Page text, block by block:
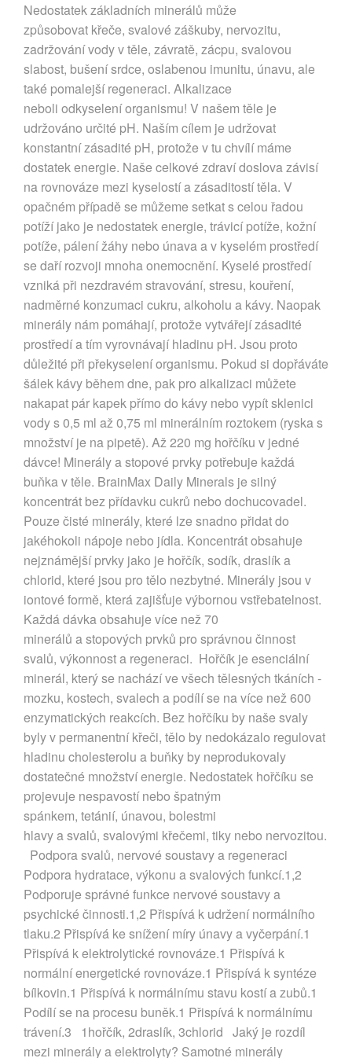
Nedostatek základních minerálů může
způsobovat křeče, svalové záškuby, nervozitu,
zadržování vody v těle, závratě, zácpu, svalovou
slabost, bušení srdce, oslabenou imunitu, únavu, ale
také pomalejší regeneraci. Alkalizace
neboli odkyselení organismu! V našem těle je
udržováno určité pH. Naším cílem je udržovat
konstantní zásadité pH, protože v tu chvílí máme
dostatek energie. Naše celkové zdraví doslova závisí
na rovnováze mezi kyselostí a zásaditostí těla. V
opačném případě se můžeme setkat s celou řadou
potíží jako je nedostatek energie, trávicí potíže, kožní
potíže, pálení žáhy nebo únava a v kyselém prostředí
se daří rozvoji mnoha onemocnění. Kyselé prostředí
vzniká při nezdravém stravování, stresu, kouření,
nadměrné konzumaci cukru, alkoholu a kávy. Naopak
minerály nám pomáhají, protože vytvářejí zásadité
prostředí a tím vyrovnávají hladinu pH. Jsou proto
důležité při překyselení organismu. Pokud si dopřáváte
šálek kávy během dne, pak pro alkalizaci můžete
nakapat pár kapek přímo do kávy nebo vypít sklenici
vody s 0,5 ml až 0,75 ml minerálním roztokem (ryska s
množství je na pipetě). Až 220 mg hořčíku v jedné
dávce! Minerály a stopové prvky potřebuje každá
buňka v těle. BrainMax Daily Minerals je silný
koncentrát bez přídavku cukrů nebo dochucovadel.
Pouze čisté minerály, které lze snadno přidat do
jakéhokoli nápoje nebo jídla. Koncentrát obsahuje
nejznámější prvky jako je hořčík, sodík, draslík a
chlorid, které jsou pro tělo nezbytné. Minerály jsou v
iontové formě, která zajišťuje výbornou vstřebatelnost.
Každá dávka obsahuje více než 70
minerálů a stopových prvků pro správnou činnost
svalů, výkonnost a regeneraci. Hořčík je esenciální
minerál, který se nachází ve všech tělesných tkáních -
mozku, kostech, svalech a podílí se na více než 600
enzymatických reakcích. Bez hořčíku by naše svaly
byly v permanentní křeči, tělo by nedokázalo regulovat
hladinu cholesterolu a buňky by neprodukovaly
dostatečné množství energie. Nedostatek hořčíku se
projevuje nespavostí nebo špatným
spánkem, tetánií, únavou, bolestmi
hlavy a svalů, svalovými křečemi, tiky nebo nervozitou.
Podpora svalů, nervové soustavy a regeneraci
Podpora hydratace, výkonu a svalových funkcí.1,2
Podporuje správné funkce nervové soustavy a
psychické činnosti.1,2 Přispívá k udržení normálního
tlaku.2 Přispívá ke snížení míry únavy a vyčerpání.1
Přispívá k elektrolytické rovnováze.1 Přispívá k
normální energetické rovnováze.1 Přispívá k syntéze
bílkovin.1 Přispívá k normálnímu stavu kostí a zubů.1
Podílí se na procesu buněk.1 Přispívá k normálnímu
trávení.3 1hořčík, 2draslík, 3chlorid Jaký je rozdíl
mezi minerály a elektrolyty? Samotné minerály